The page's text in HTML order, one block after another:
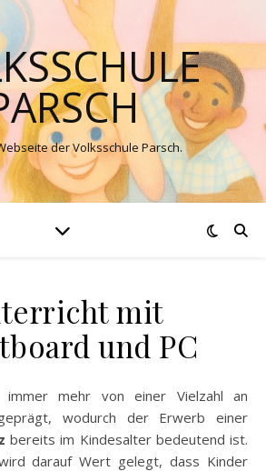
der Volksschule Parsch.
mit
und PC
wodurch der Erwerb einer
bereits im Kindesalter bedeutend ist.
darauf Wert gelegt, dass Kinder